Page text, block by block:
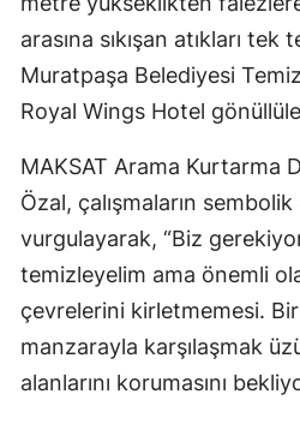
arasına sıkışan atıkları
Muratpaşa Belediyesi
Royal Wings Hotel
MAKSAT Arama Kurtarma
Özal, çalışmaların sembolik
vurgulayarak, “Biz
temizleyelim ama önemli
çevrelerini kirletmemesi.
manzarayla karşılaşmak
alanlarını korumasını